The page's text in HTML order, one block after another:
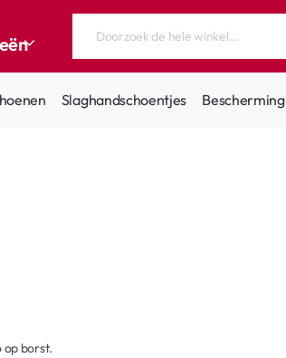
Slaghandschoentjes Bescherming
op borst.